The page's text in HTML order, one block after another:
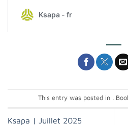
This entry was posted in .
Ksapa | Juillet 2025